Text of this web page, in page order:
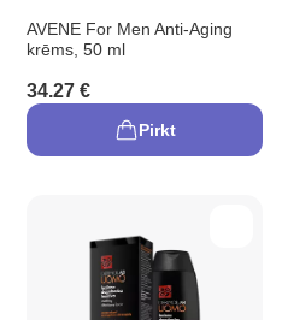
AVENE For Men Anti-Aging
krēms, 50 ml
34.27 €
Pirkt